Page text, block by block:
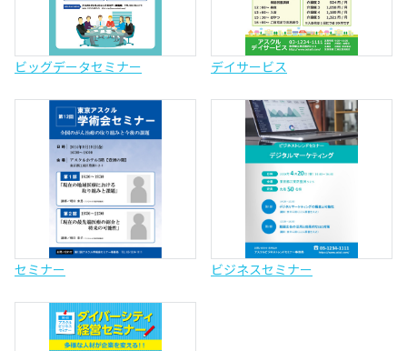
ビッグデータセミナー デイサービス
セミナー ビジネスセミナー